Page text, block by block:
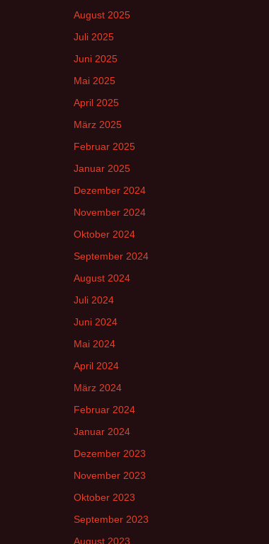
August 2025
Juli 2025
Juni 2025
Mai 2025
April 2025
März 2025
Februar 2025
Januar 2025
Dezember 2024
November 2024
Oktober 2024
September 2024
August 2024
Juli 2024
Juni 2024
Mai 2024
April 2024
März 2024
Februar 2024
Januar 2024
Dezember 2023
November 2023
Oktober 2023
September 2023
August 2023